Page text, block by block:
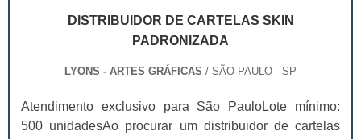
DISTRIBUIDOR DE CARTELAS SKIN
PADRONIZADA
LYONS - ARTES GRÁFICAS / SÃO PAULO - SP
Atendimento exclusivo para São PauloLote mínimo:
500 unidadesAo procurar um distribuidor de cartelas